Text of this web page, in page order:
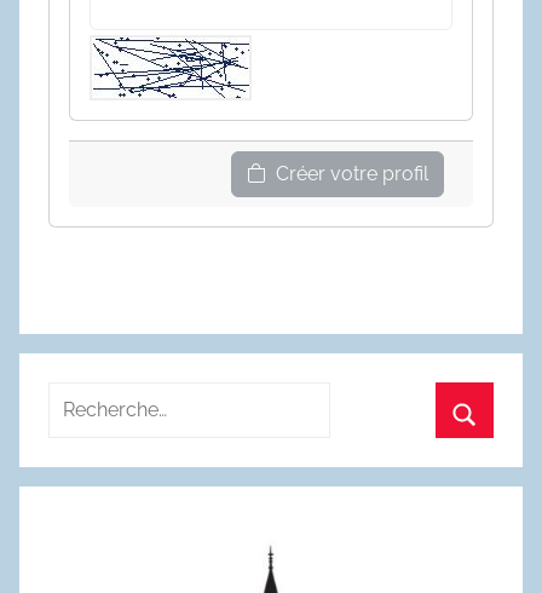
Créer votre profil
Recherche
: